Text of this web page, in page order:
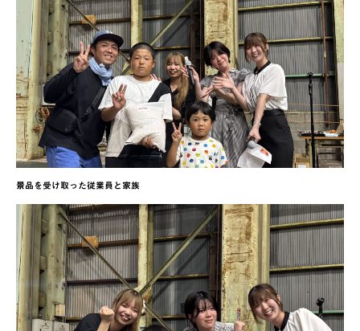
景品を受け取った従業員と家族